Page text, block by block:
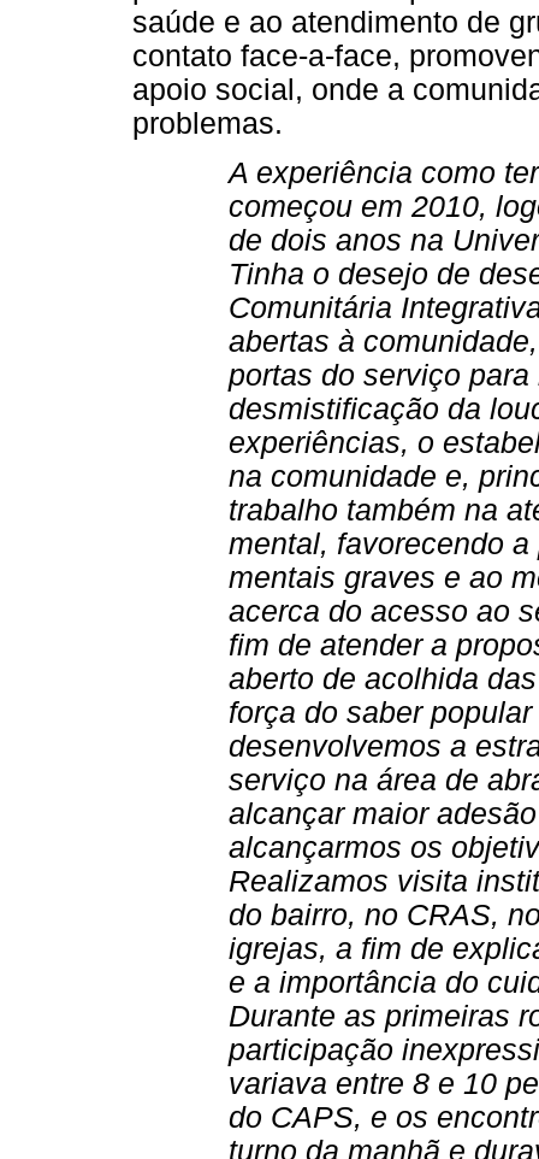
saúde e ao atendimento de
contato face-a-face,
apoio social, onde a
problemas.
A experiência como
começou em 2010,
de dois anos na
Tinha o desejo de
Comunitária
abertas à
portas do serviço
desmistificação da
experiências, o
na comunidade e,
trabalho também na
mental, favorecendo
mentais graves e ao
acerca do acesso ao
fim de atender a
aberto de acolhida
força do saber
desenvolvemos a
serviço na área de
alcançar maior
alcançarmos os
Realizamos visita
do bairro, no CRAS,
igrejas, a fim de
e a importância do
Durante as primeiras
participação
variava entre 8 e 10
do CAPS, e os
turno da manhã e